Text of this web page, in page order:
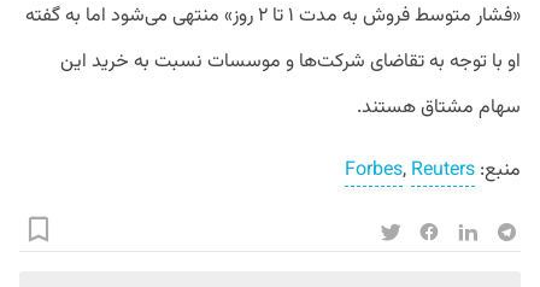
«فشار متوسط فروش به مدت ۱ تا ۲ روز» منتهی می‌شود اما به گفته
او با توجه به تقاضای شرکت‌ها و موسسات نسبت به خرید این
سهام مشتاق هستند.
منبع: Forbes, Reuters